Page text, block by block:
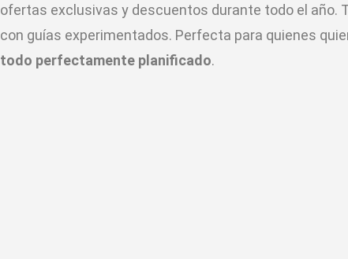
ofertas exclusivas y descuentos durante todo el año.
con guías experimentados. Perfecta para quienes
todo perfectamente planificado.